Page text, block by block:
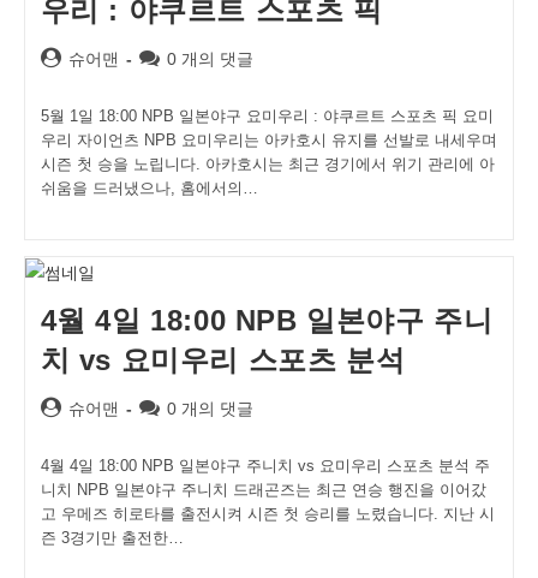
우리 : 야쿠르트 스포츠 픽
Post슈어맨
Post0 개의 댓글
5월 1일 18:00 NPB 일본야구 요미우리 : 야쿠르트 스포츠 픽 요미
우리 자이언츠 NPB 요미우리는 아카호시 유지를 선발로 내세우며
시즌 첫 승을 노립니다. 아카호시는 최근 경기에서 위기 관리에 아
쉬움을 드러냈으나, 홈에서의…
4월 4일 18:00 NPB 일본야구 주니
치 vs 요미우리 스포츠 분석
Post슈어맨
Post0 개의 댓글
4월 4일 18:00 NPB 일본야구 주니치 vs 요미우리 스포츠 분석 주
니치 NPB 일본야구 주니치 드래곤즈는 최근 연승 행진을 이어갔
고 우메즈 히로타를 출전시켜 시즌 첫 승리를 노렸습니다. 지난 시
즌 3경기만 출전한…